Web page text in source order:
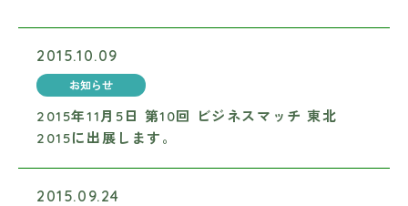
2015.10.09
お知らせ
2015年11月5日 第10回 ビジネスマッチ 東北
2015に出展します。
2015.09.24